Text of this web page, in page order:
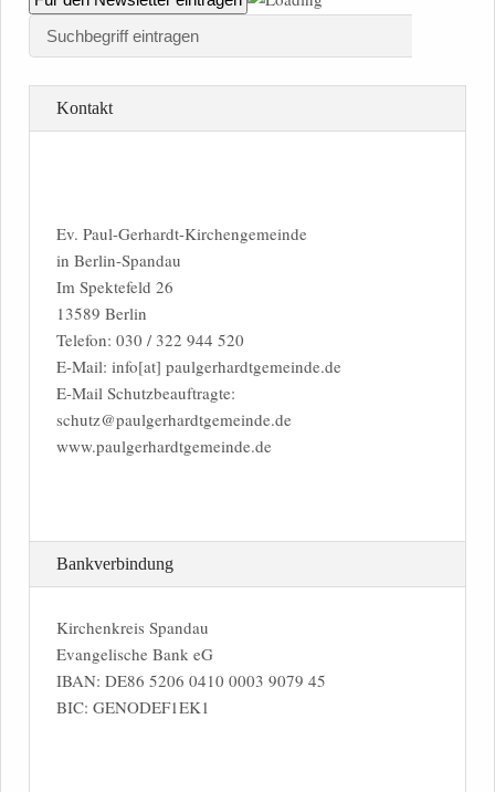
Kontakt
Ev. Paul-Gerhardt-Kirchengemeinde
in Berlin-Spandau
Im Spektefeld 26
13589 Berlin
Telefon: 030 / 322 944 520
E-Mail: info[at] paulgerhardtgemeinde.de
E-Mail Schutzbeauftragte:
schutz@paulgerhardtgemeinde.de
www.paulgerhardtgemeinde.de
Bankverbindung
Kirchenkreis Spandau
Evangelische Bank eG
IBAN: DE86 5206 0410 0003 9079 45
BIC: GENODEF1EK1